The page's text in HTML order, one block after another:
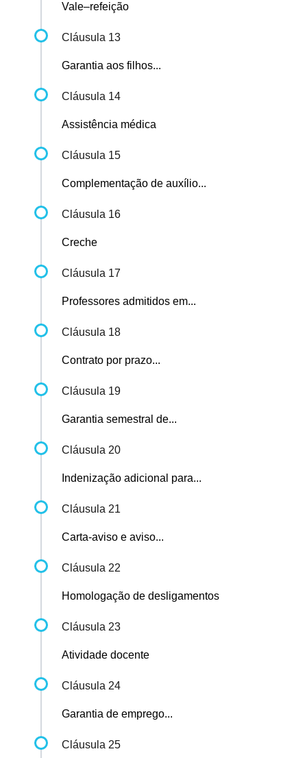
Vale–refeição
Cláusula 13
Garantia aos filhos...
Cláusula 14
Assistência médica
Cláusula 15
Complementação de auxílio...
Cláusula 16
Creche
Cláusula 17
Professores admitidos em...
Cláusula 18
Contrato por prazo...
Cláusula 19
Garantia semestral de...
Cláusula 20
Indenização adicional para...
Cláusula 21
Carta-aviso e aviso...
Cláusula 22
Homologação de desligamentos
Cláusula 23
Atividade docente
Cláusula 24
Garantia de emprego...
Cláusula 25